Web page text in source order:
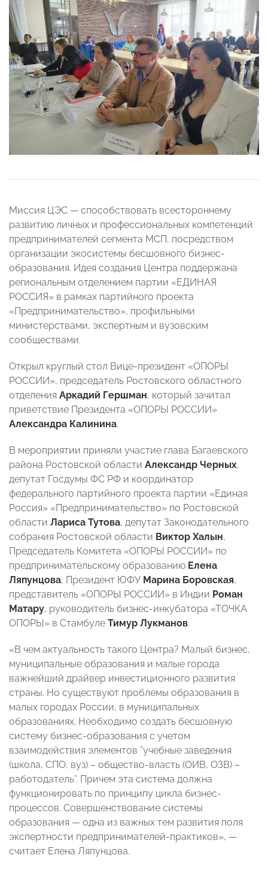
Миссия ЦЭС — способствовать всестороннему
развитию личных и профессиональных компетенций
предпринимателей сегмента МСП, посредством
организации экосистемы бесшовного бизнес-
образования. Идея создания Центра поддержана
региональным отделением партии «ЕДИНАЯ
РОССИЯ» в рамках партийного проекта
«Предпринимательство», профильными
министерствами, экспертным и вузовским
сообществами.
Открыл круглый стол Вице-президент «ОПОРЫ
РОССИИ», председатель Ростовского областного
отделения Аркадий Гершман, который зачитал
приветствие Президента «ОПОРЫ РОССИИ»
Александра Калинина.
В мероприятии приняли участие глава Багаевского
района Ростовской области Александр Черных,
депутат Госдумы ФС РФ и координатор
федерального партийного проекта партии «Единая
Россия» «Предпринимательство» по Ростовской
области Лариса Тутова, депутат Законодательного
собрания Ростовской области Виктор Халын,
Председатель Комитета «ОПОРЫ РОССИИ» по
предпринимательскому образованию Елена
Ляпунцова, Президент ЮФУ Марина Боровская,
представитель «ОПОРЫ РОССИИ» в Индии Роман
Матару, руководитель бизнес-инкубатора «ТОЧКА
ОПОРЫ» в Стамбуле Тимур Лукманов.
«В чем актуальность такого Центра? Малый бизнес,
муниципальные образования и малые города
важнейший драйвер инвестиционного развития
страны. Но существуют проблемы образования в
малых городах России, в муниципальных
образованиях. Необходимо создать бесшовную
систему бизнес-образования с учетом
взаимодействия элементов ”учебные заведения
(школа, СПО, вуз) – общество-власть (ОИВ, ОЗВ) –
работодатель”. Причем эта система должна
функционировать по принципу цикла бизнес-
процессов. Совершенствование системы
образования — одна из важных тем развития поля
экспертности предпринимателей-практиков», —
считает Елена Ляпунцова.